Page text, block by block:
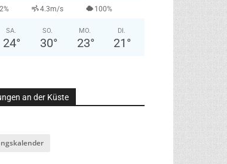
4.3m/s 100%
SA.
24°
SO.
30°
MO.
23°
DI.
21 °
an der Küste